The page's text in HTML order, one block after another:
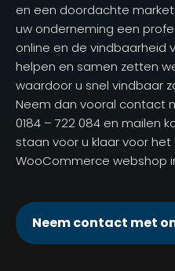
en een doordachte
uw onderneming een
online en de vindbaarheid
helpen en samen zetten
waardoor u snel vindbaar
Neem dan vooral contact
0184 – 722 084 en mailen
staan voor u klaar voor
WooCommerce webshop
Neem contact met